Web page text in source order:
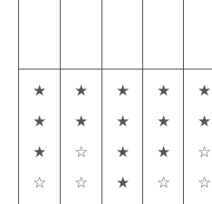
★
★
☆
☆
★
★
★
☆
★
★
★
★
★
★
☆
☆
★
★
★
☆